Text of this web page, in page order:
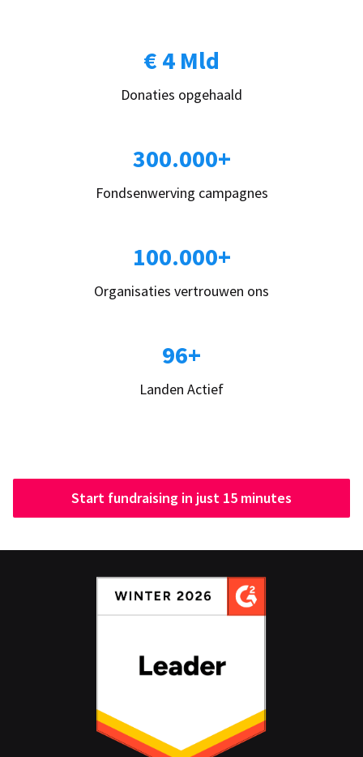
€ 4 Mld
Donaties opgehaald
300.000+
Fondsenwerving campagnes
100.000+
Organisaties vertrouwen ons
96+
Landen Actief
Start fundraising in just 15 minutes